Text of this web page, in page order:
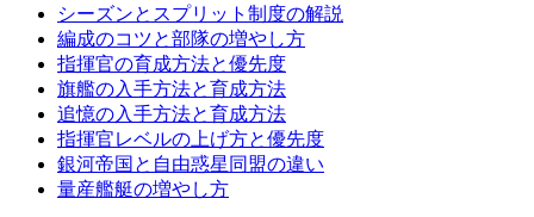
シーズンとスプリット制度の解説
編成のコツと部隊の増やし方
指揮官の育成方法と優先度
旗艦の入手方法と育成方法
追憶の入手方法と育成方法
指揮官レベルの上げ方と優先度
銀河帝国と自由惑星同盟の違い
量産艦艇の増やし方